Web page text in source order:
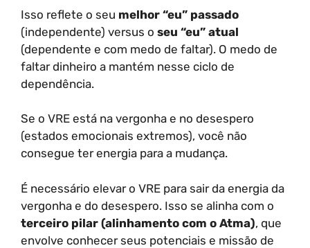
Isso reflete o seu melhor “eu” passado
(independente) versus o seu “eu” atual
(dependente e com medo de faltar). O medo de
faltar dinheiro a mantém nesse ciclo de
dependência.
Se o VRE está na vergonha e no desespero
(estados emocionais extremos), você não
consegue ter energia para a mudança.
É necessário elevar o VRE para sair da energia da
vergonha e do desespero. Isso se alinha com o
terceiro pilar (alinhamento com o Atma), que
envolve conhecer seus potenciais e missão de